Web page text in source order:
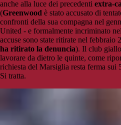
anche alla luce dei precedenti extra-
(Greenwood è stato accusato di
confronti della sua compagna nel
United - e formalmente incriminato
accuse sono state ritirate nel febbraio
ha ritirato la denuncia). Il club
lavorare da dietro le quinte, come
richiesta del Marsiglia resta ferma
Si tratta.